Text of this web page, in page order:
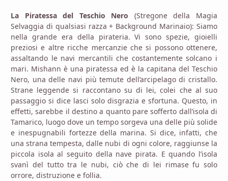
La Piratessa del Teschio Nero (Stregone della Magia
Selvaggia di qualsiasi razza + Background Marinaio): Siamo
nella grande era della pirateria. Vi sono spezie, gioielli
preziosi e altre ricche mercanzie che si possono ottenere,
assaltando le navi mercantili che costantemente solcano i
mari. Mishann è una piratessa ed è la capitana del Teschio
Nero, una delle navi più temute dell’arcipelago di cristallo.
Strane leggende si raccontano su di lei, colei che al suo
passaggio si dice lasci solo disgrazia e sfortuna. Questo, in
effetti, sarebbe il destino a quanto pare sofferto dall’isola di
Tamarico, luogo dove un tempo sorgeva una delle più solide
e inespugnabili fortezze della marina. Si dice, infatti, che
una strana tempesta, dalle nubi di ogni colore, raggiunse la
piccola isola al seguito della nave pirata. E quando l’isola
svanì del tutto tra le nubi, ciò che di lei rimase fu solo
orrore, distruzione e follia.